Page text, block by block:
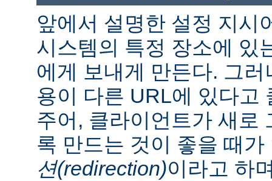
앞에서 설명한 설정 지시
시스템의 특정 장소에 있
에게 보내게 만든다. 그
용이 다른 URL에 있다고
주어, 클라이언트가 새로
록 만드는 것이 좋을 때
션(redirection)이라고 하